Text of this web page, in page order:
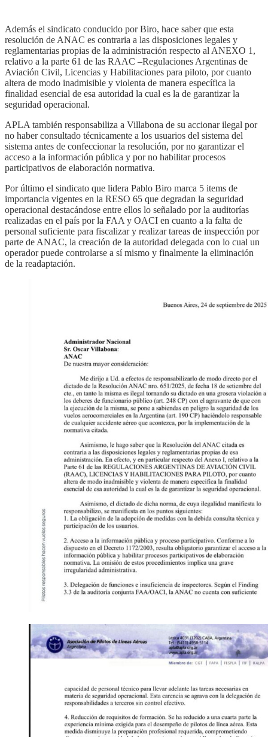
Además el sindicato conducido por Biro, hace saber que esta
resolución de ANAC es contraria a las disposiciones legales y
reglamentarias propias de la administración respecto al ANEXO 1,
relativo a la parte 61 de las RAAC –Regulaciones Argentinas de
Aviación Civil, Licencias y Habilitaciones para piloto, por cuanto
altera de modo inadmisible y violenta de manera específica la
finalidad esencial de esa autoridad la cual es la de garantizar la
seguridad operacional.
APLA también responsabiliza a Villabona de su accionar ilegal por
no haber consultado técnicamente a los usuarios del sistema del
sistema antes de confeccionar la resolución, por no garantizar el
acceso a la información pública y por no habilitar procesos
participativos de elaboración normativa.
Por último el sindicato que lidera Pablo Biro marca 5 items de
importancia vigentes en la RESO 65 que degradan la seguridad
operacional destacándose entre ellos lo señalado por la auditorías
realizadas en el país por la FAA y OACI en cuanto a la falta de
personal suficiente para fiscalizar y realizar tareas de inspección por
parte de ANAC, la creación de la autoridad delegada con lo cual un
operador puede controlarse a sí mismo y finalmente la eliminación
de la readaptación.